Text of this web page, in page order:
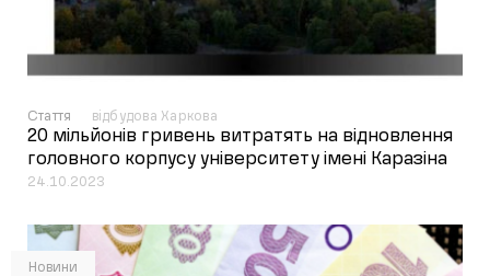
Стаття відбудова Харкова
20 мільйонів гривень витратять на відновлення
головного корпусу університету імені Каразіна
24.10.2023
Новини